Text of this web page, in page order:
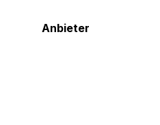
Anbieter